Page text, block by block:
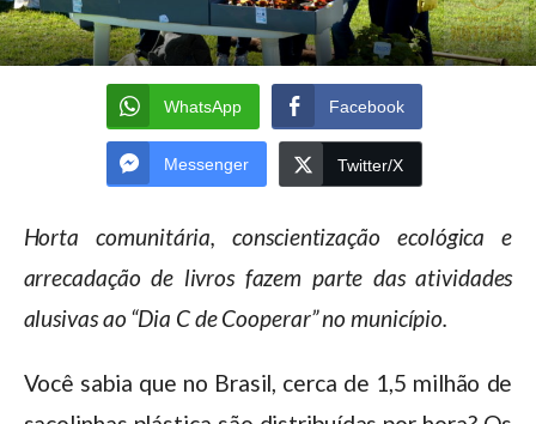
WhatsApp Facebook
Messenger Twitter/X
Horta comunitária, conscientização ecológica e
arrecadação de livros fazem parte das atividades
alusivas ao “Dia C de Cooperar” no município.
Você sabia que no Brasil, cerca de 1,5 milhão de